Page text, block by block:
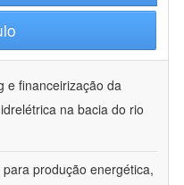
e financeirização da
na bacia do rio
produção energética,